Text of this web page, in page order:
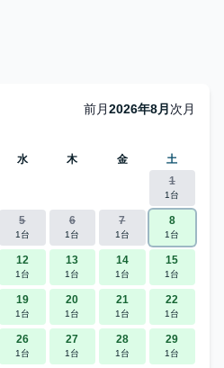
前月2026年8月 次月
水 木 金
土
1
1台
5
1台
6
1台
7
1台
8
1台
12
1台
13
1台
14
1台
15
1台
19
1台
20
1台
21
1台
22
1台
26
1台
27
1台
28
1台
29
1台